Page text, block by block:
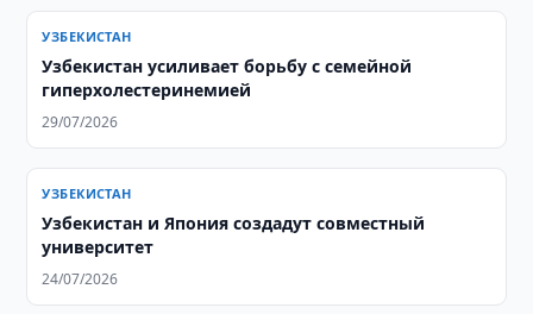
УЗБЕКИСТАН
Узбекистан усиливает борьбу с семейной
гиперхолестеринемией
29/07/2026
УЗБЕКИСТАН
Узбекистан и Япония создадут совместный
университет
24/07/2026